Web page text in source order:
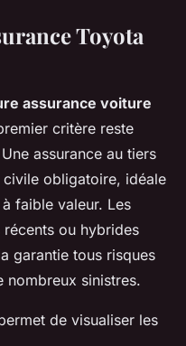
Toyota
assurance voiture
critère reste
assurance au tiers
obligatoire, idéale
faible valeur. Les
ou hybrides
garantie tous risques
sinistres.
de visualiser les